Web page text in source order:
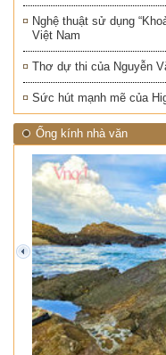
Nghệ thuật sử dụng
Việt Nam
Thơ dự thi của Nguyễn
Sức hút mạnh mẽ của
Ống kính nhà văn
prev